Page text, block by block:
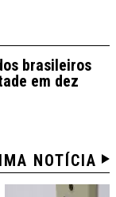
brasileiros
em dez
NOTÍCIA